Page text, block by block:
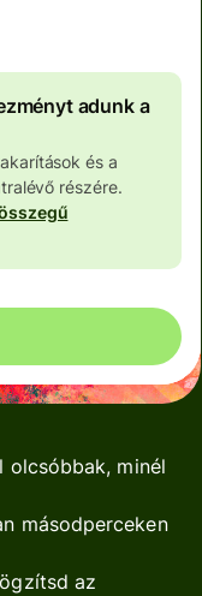
adunk a
és a
részére.
minél
másodperceken
az